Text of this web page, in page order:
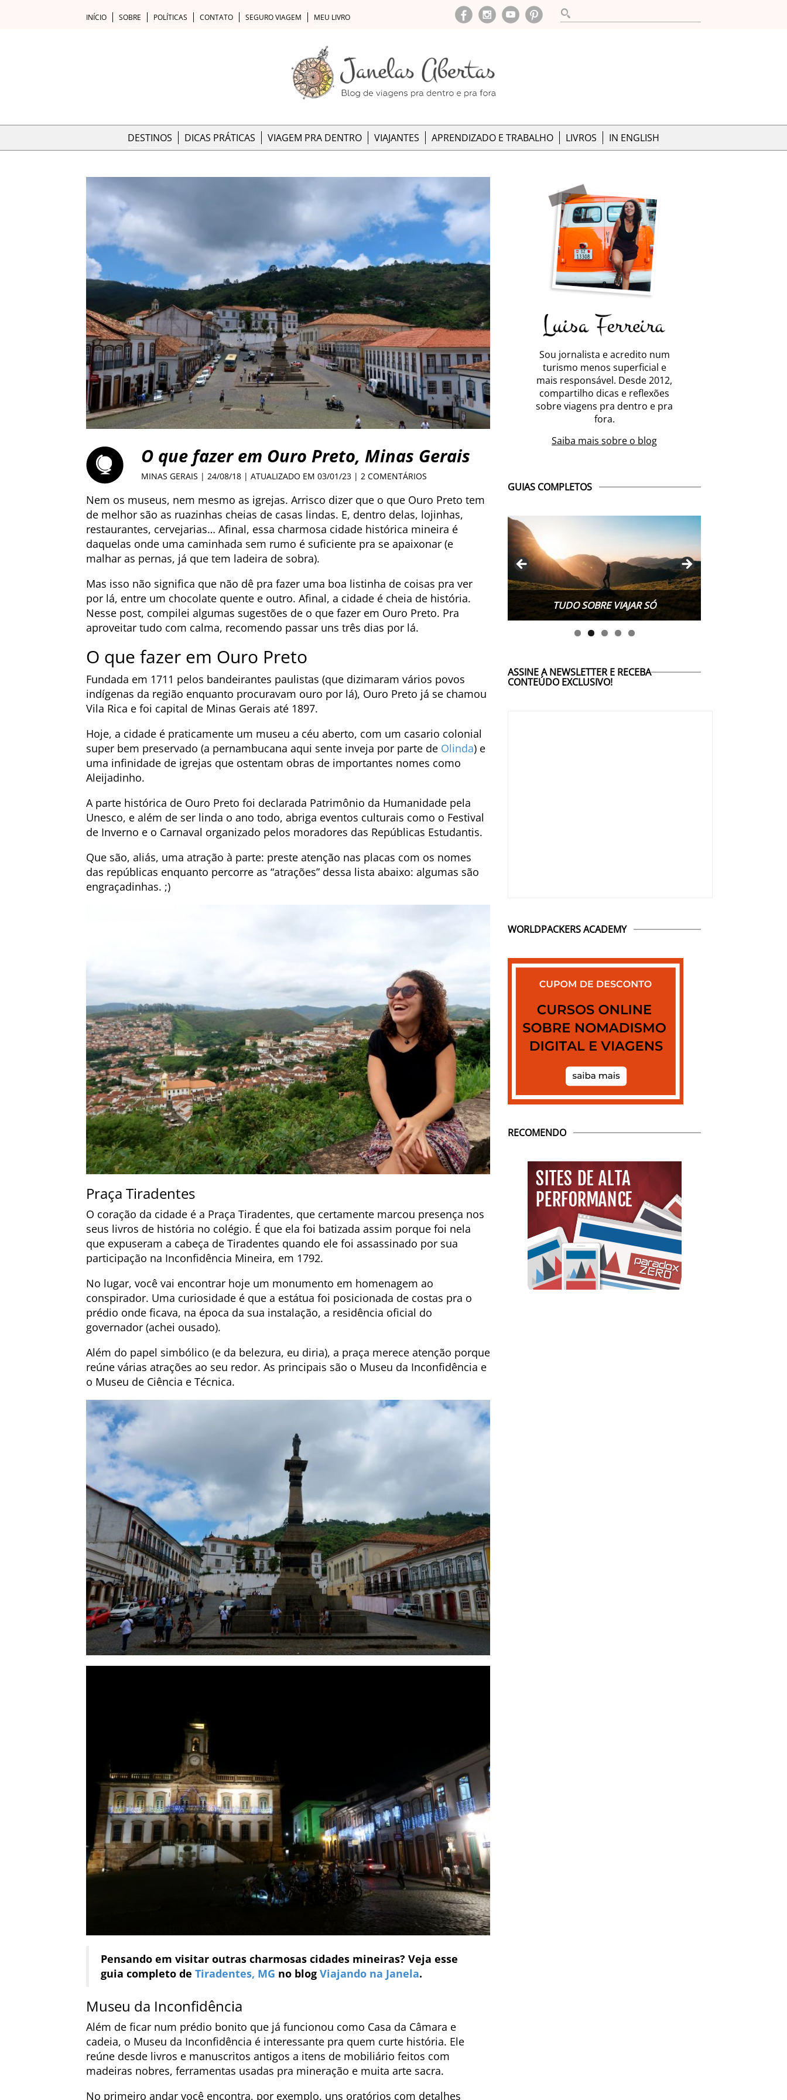
INÍCIO SOBRE POLÍTICAS CONTATO SEGURO VIAGEM MEU LIVRO
DESTINOS DICAS PRÁTICAS VIAGEM PRA DENTRO VIAJANTES APRENDIZADO E TRABALHO LIVROS IN ENGLISH
O que fazer em Ouro Preto, Minas Gerais
MINAS GERAIS | 24/08/18 | ATUALIZADO EM 03/01/23 | 2 COMENTÁRIOS
Nem os museus, nem mesmo as igrejas. Arrisco dizer que o que Ouro Preto tem
de melhor são as ruazinhas cheias de casas lindas. E, dentro delas, lojinhas,
restaurantes, cervejarias… Afinal, essa charmosa cidade histórica mineira é
daquelas onde uma caminhada sem rumo é suficiente pra se apaixonar (e
malhar as pernas, já que tem ladeira de sobra).
Mas isso não significa que não dê pra fazer uma boa listinha de coisas pra ver
por lá, entre um chocolate quente e outro. Afinal, a cidade é cheia de história.
Nesse post, compilei algumas sugestões de o que fazer em Ouro Preto. Pra
aproveitar tudo com calma, recomendo passar uns três dias por lá.
O que fazer em Ouro Preto
Fundada em 1711 pelos bandeirantes paulistas (que dizimaram vários povos
indígenas da região enquanto procuravam ouro por lá), Ouro Preto já se chamou
Vila Rica e foi capital de Minas Gerais até 1897.
Hoje, a cidade é praticamente um museu a céu aberto, com um casario colonial
super bem preservado (a pernambucana aqui sente inveja por parte de Olinda) e
uma infinidade de igrejas que ostentam obras de importantes nomes como
Aleijadinho.
A parte histórica de Ouro Preto foi declarada Patrimônio da Humanidade pela
Unesco, e além de ser linda o ano todo, abriga eventos culturais como o Festival
de Inverno e o Carnaval organizado pelos moradores das Repúblicas Estudantis.
Que são, aliás, uma atração à parte: preste atenção nas placas com os nomes
das repúblicas enquanto percorre as “atrações” dessa lista abaixo: algumas são
engraçadinhas. ;)
Praça Tiradentes
O coração da cidade é a Praça Tiradentes, que certamente marcou presença nos
seus livros de história no colégio. É que ela foi batizada assim porque foi nela
que expuseram a cabeça de Tiradentes quando ele foi assassinado por sua
participação na Inconfidência Mineira, em 1792.
No lugar, você vai encontrar hoje um monumento em homenagem ao
conspirador. Uma curiosidade é que a estátua foi posicionada de costas pra o
prédio onde ficava, na época da sua instalação, a residência oficial do
governador (achei ousado).
Além do papel simbólico (e da belezura, eu diria), a praça merece atenção porque
reúne várias atrações ao seu redor. As principais são o Museu da Inconfidência e
o Museu de Ciência e Técnica.
Pensando em visitar outras charmosas cidades mineiras? Veja esse
guia completo de Tiradentes, MG no blog Viajando na Janela.
Museu da Inconfidência
Além de ficar num prédio bonito que já funcionou como Casa da Câmara e
cadeia, o Museu da Inconfidência é interessante pra quem curte história. Ele
reúne desde livros e manuscritos antigos a itens de mobiliário feitos com
madeiras nobres, ferramentas usadas pra mineração e muita arte sacra.
No primeiro andar você encontra, por exemplo, uns oratórios com detalhes
Sou jornalista e acredito num
turismo menos superficial e
mais responsável. Desde 2012,
compartilho dicas e reflexões
sobre viagens pra dentro e pra
fora.
Saiba mais sobre o blog
GUIAS COMPLETOS
TUDO SOBRE WORK EXCHANGE
ASSINE A NEWSLETTER E RECEBA
CONTEÚDO EXCLUSIVO!
WORLDPACKERS ACADEMY
RECOMENDO